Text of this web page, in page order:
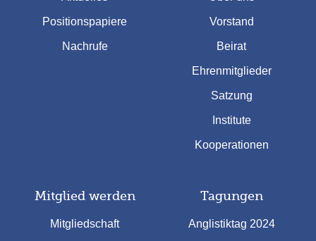
Positionspapiere
Nachrufe
Vorstand
Beirat
Ehrenmitglieder
Satzung
Institute
Kooperationen
Mitglied werden
Mitgliedschaft
Tagungen
Anglistiktag 2024